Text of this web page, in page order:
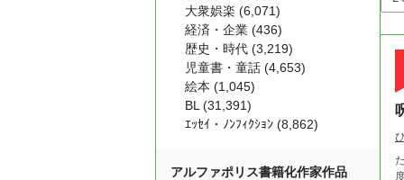
大衆娯楽 (6,071)
経済・企業 (436)
歴史・時代 (3,219)
児童書・童話 (4,653)
絵本 (1,045)
BL (31,391)
ｴｯｾｲ・ﾉﾝﾌｨｸｼｮﾝ (8,862)
アルファポリス書籍化作家作品